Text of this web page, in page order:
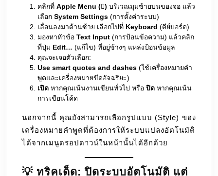
คลิกที่ Apple Menu () บริเวณมุมซ้ายบนของจอ แล้ว
เลือก System Settings (การตั้งค่าระบบ)
เลื่อนลงมาด้านซ้าย เลือกไปที่ Keyboard (คีย์บอร์ด)
มองหาหัวข้อ Text Input (การป้อนข้อความ) แล้วคลิก
ที่ปุ่ม Edit… (แก้ไข) ที่อยู่ข้างๆ แหล่งป้อนข้อมูล
คุณจะเจอตัวเลือก:
Use smart quotes and dashes (ใช้เครื่องหมายคำ
พูดและเครื่องหมายขีดอัจฉริยะ)
เปิด หากคุณเน้นงานเขียนทั่วไป หรือ ปิด หากคุณเน้น
การเขียนโค้ด
นอกจากนี้ คุณยังสามารถเลือกรูปแบบ (Style) ของ
เครื่องหมายคำพูดที่ต้องการให้ระบบแปลงอัตโนมัติ
ได้จากเมนูดรอปดาวน์ในหน้านั้นได้อีกด้วย
💡 ทริคเด็ด: ปิดระบบอัตโนมัติ แต่